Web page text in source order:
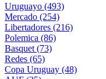
Uruguayo (493)
Mercado (254)
Libertadores (216)
Polemica (86)
Basquet (73)
Redes (65)
Copa Uruguay (48)